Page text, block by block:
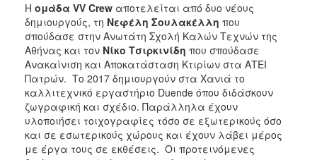
Η ομάδα VV Crew αποτελείται από δυο νέους
δημιουργούς, τη Νεφέλη Σουλακέλλη που
σπούδασε στην Ανωτάτη Σχολή Καλών Τεχνών της
Αθήνας και τον Νίκο Τσιρκινίδη που σπούδασε
Ανακαίνιση και Αποκατάσταση Κτιρίων στα ΑΤΕΙ
Πατρών. Το 2017 δημιουργούν στα Χανιά το
καλλιτεχνικό εργαστήριο Duende όπου διδάσκουν
ζωγραφική και σχέδιο. Παράλληλα έχουν
υλοποιήσει τοιχογραφίες τόσο σε εξωτερικούς όσο
και σε εσωτερικούς χώρους και έχουν λάβει μέρος
με έργα τους σε εκθέσεις. Οι προτεινόμενες